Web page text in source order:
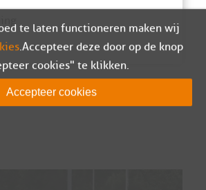
te laten functioneren maken wij
. Accepteer deze door op de knop
cookies" te klikken.
Accepteer cookies